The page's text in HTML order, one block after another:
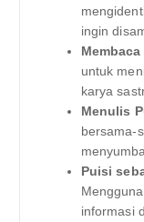
ingin
untuk
karya
Menulis
bersama-
Puisi
informasi